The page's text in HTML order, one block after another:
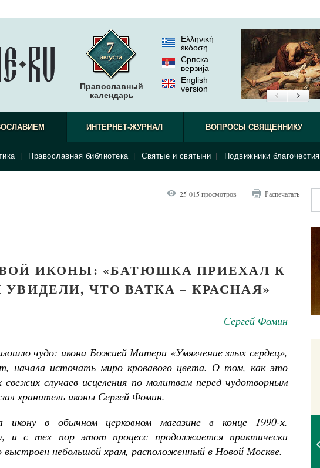
Православный
календарь
Ελληνική
έκδοση
Српска
верзиjа
English
version
Православная библиотека Святые и святыни Подвижники благочестия
ИНТЕРНЕТ-ЖУРНАЛ ВОПРОСЫ СВЯЩЕННИКУ
25 015 просмотров Распечатать
ИКОНЫ: «БАТЮШКА ПРИЕХАЛ К
ЧТО ВАТКА – КРАСНАЯ»
Сергей Фомин
чудо: икона Божией Матери «Умягчение злых сердец»,
начала источать миро кровавого цвета. О том, как это
случаев исцеления по молитвам перед чудотворным
хранитель иконы Сергей Фомин.
икону в обычном церковном магазине в конце 1990-х.
и с тех пор этот процесс продолжается практически
выстроен небольшой храм, расположенный в Новой Москве.